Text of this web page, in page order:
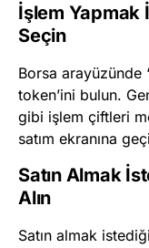
İşlem Yapmak
Seçin
Borsa arayüzünde
token’ini bulun.
gibi işlem çiftleri
satım ekranına
Satın Almak
Alın
Satın almak